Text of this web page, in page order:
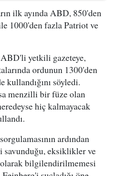
ilk ayında ABD, 850'den
1000'den fazla Patriot ve
yetkili gazeteye,
ordunun 1300'den
söyledi.
menzilli bir füze olan
hiç kalmayacak
ardından
savunduğu, eksiklikler ve
olarak bilgilendirilmemesi